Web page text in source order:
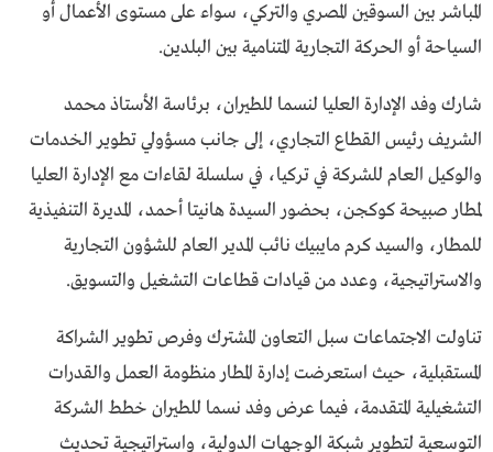
المباشر بين السوقين المصري والتركي، سواء على مستوى الأعمال أو
السياحة أو الحركة التجارية المتنامية بين البلدين.
شارك وفد الإدارة العليا لنسما للطيران، برئاسة الأستاذ محمد
الشريف رئيس القطاع التجاري، إلى جانب مسؤولي تطوير الخدمات
والوكيل العام للشركة في تركيا، في سلسلة لقاءات مع الإدارة العليا
لمطار صبيحة كوكجن، بحضور السيدة هانيتا أحمد، المديرة التنفيذية
للمطار، والسيد كرم مايبيك نائب المدير العام للشؤون التجارية
والاستراتيجية، وعدد من قيادات قطاعات التشغيل والتسويق.
تناولت الاجتماعات سبل التعاون المشترك وفرص تطوير الشراكة
المستقبلية، حيث استعرضت إدارة المطار منظومة العمل والقدرات
التشغيلية المتقدمة، فيما عرض وفد نسما للطيران خطط الشركة
التوسعية لتطوير شبكة الوجهات الدولية، واستراتيجية تحديث